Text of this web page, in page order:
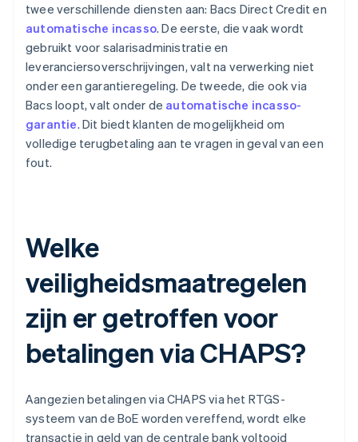
twee verschillende diensten aan: Bacs Direct Credit en
automatische incasso. De eerste, die vaak wordt
gebruikt voor salarisadministratie en
leveranciersoverschrijvingen, valt na verwerking niet
onder een garantieregeling. De tweede, die ook via
Bacs loopt, valt onder de automatische incasso-
garantie. Dit biedt klanten de mogelijkheid om
volledige terugbetaling aan te vragen in geval van een
fout.
Welke
veiligheidsmaatregelen
zijn er getroffen voor
betalingen via CHAPS?
Aangezien betalingen via CHAPS via het RTGS-
systeem van de BoE worden vereffend, wordt elke
transactie in geld van de centrale bank voltooid